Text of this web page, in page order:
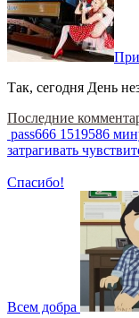
Так, сегодня День
Последние
pass666 1519586
затрагивать
Спасибо!
Всем добра